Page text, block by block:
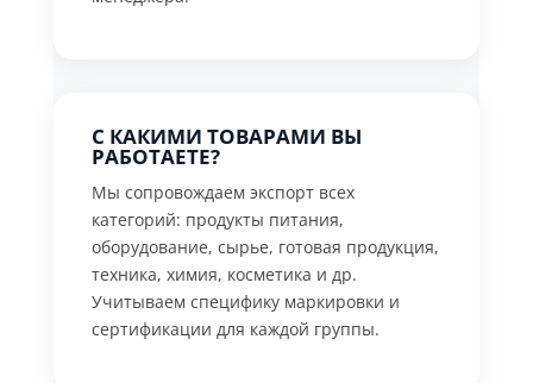
С КАКИМИ ТОВАРАМИ ВЫ
РАБОТАЕТЕ?
Мы сопровождаем экспорт всех
категорий: продукты питания,
оборудование, сырье, готовая продукция,
техника, химия, косметика и др.
Учитываем специфику маркировки и
сертификации для каждой группы.